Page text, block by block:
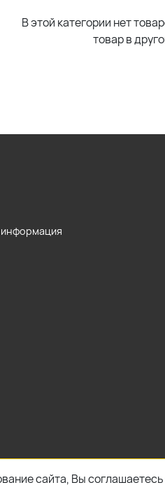
В этой категории нет
товар в
информация
сайта, Вы